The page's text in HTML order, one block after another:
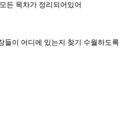
든 목차가 정리되어있어
들이 어디에 있는지 찾기 수월하도록